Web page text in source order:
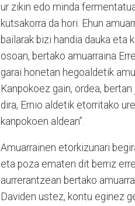
ur zikin edo minda
kutsakorra da hori. Ehun
bailarak bizi handia dauka eta
osoan, bertako amuarraina
garai honetan hegoaldetik
Kanpokoez gain, ordea,
dira, Ernio aldetik etorritako
kanpokoen aldean”.
Amuarrainen etorkizunari
eta poza ematen dit berriz
aurrerantzean bertako
Daviden ustez, kontu eginez